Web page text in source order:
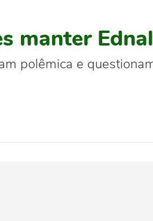
manter
polêmica e